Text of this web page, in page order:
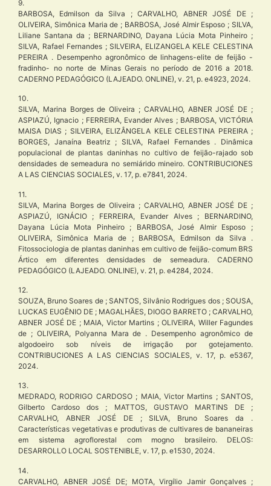
9.
BARBOSA, Edmilson da Silva ; CARVALHO, ABNER JOSÉ DE ;
OLIVEIRA, Simônica Maria de ; BARBOSA, José Almir Esposo ; SILVA,
Liliane Santana da ; BERNARDINO, Dayana Lúcia Mota Pinheiro ;
SILVA, Rafael Fernandes ; SILVEIRA, ELIZANGELA KELE CELESTINA
PEREIRA . Desempenho agronômico de linhagens-elite de feijão -
fradinho- no norte de Minas Gerais no período de 2016 a 2018.
CADERNO PEDAGÓGICO (LAJEADO. ONLINE), v. 21, p. e4923, 2024.
10.
SILVA, Marina Borges de Oliveira ; CARVALHO, ABNER JOSÉ DE ;
ASPIAZÚ, Ignacio ; FERREIRA, Evander Alves ; BARBOSA, VICTÓRIA
MAISA DIAS ; SILVEIRA, ELIZÂNGELA KELE CELESTINA PEREIRA ;
BORGES, Janaína Beatriz ; SILVA, Rafael Fernandes . Dinâmica
populacional de plantas daninhas no cultivo de feijão-rajado sob
densidades de semeadura no semiárido mineiro. CONTRIBUCIONES
A LAS CIENCIAS SOCIALES, v. 17, p. e7841, 2024.
11.
SILVA, Marina Borges de Oliveira ; CARVALHO, ABNER JOSÉ DE ;
ASPIAZÚ, IGNÁCIO ; FERREIRA, Evander Alves ; BERNARDINO,
Dayana Lúcia Mota Pinheiro ; BARBOSA, José Almir Esposo ;
OLIVEIRA, Simônica Maria de ; BARBOSA, Edmilson da Silva .
Fitossociologia de plantas daninhas em cultivo de feijão-comum BRS
Ártico em diferentes densidades de semeadura. CADERNO
PEDAGÓGICO (LAJEADO. ONLINE), v. 21, p. e4284, 2024.
12.
SOUZA, Bruno Soares de ; SANTOS, Silvânio Rodrigues dos ; SOUSA,
LUCKAS EUGÊNIO DE ; MAGALHÃES, DIOGO BARRETO ; CARVALHO,
ABNER JOSÉ DE ; MAIA, Victor Martins ; OLIVEIRA, Willer Fagundes
de ; OLIVEIRA, Polyanna Mara de . Desempenho agronômico de
algodoeiro sob níveis de irrigação por gotejamento.
CONTRIBUCIONES A LAS CIENCIAS SOCIALES, v. 17, p. e5367,
2024.
13.
MEDRADO, RODRIGO CARDOSO ; MAIA, Victor Martins ; SANTOS,
Gilberto Cardoso dos ; MATTOS, GUSTAVO MARTINS DE ;
CARVALHO, ABNER JOSÉ DE ; SILVA, Bruno Soares da .
Características vegetativas e produtivas de cultivares de bananeiras
em sistema agroflorestal com mogno brasileiro. DELOS:
DESARROLLO LOCAL SOSTENIBLE, v. 17, p. e1530, 2024.
14.
CARVALHO, ABNER JOSÉ DE; MOTA, Virgílio Jamir Gonçalves ;